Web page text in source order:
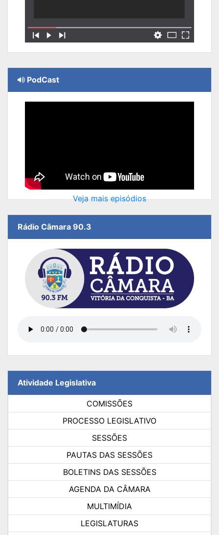
PodCast
Veja mais episódios
Rádio Câmara 90.3
Atividade Legislativa
COMISSÕES
PROCESSO LEGISLATIVO
SESSÕES
PAUTAS DAS SESSÕES
BOLETINS DAS SESSÕES
AGENDA DA CÂMARA
MULTIMÍDIA
LEGISLATURAS